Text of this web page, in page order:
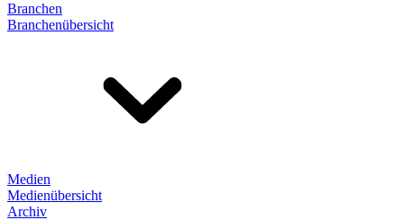
Branchen
Branchenübersicht
Medien
Medienübersicht
Archiv